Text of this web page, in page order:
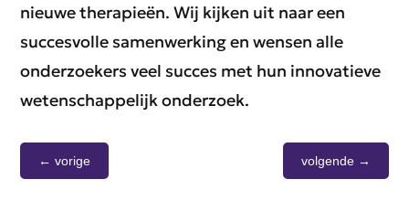
nieuwe therapieën. Wij kijken uit naar een
succesvolle samenwerking en wensen alle
onderzoekers veel succes met hun innovatieve
wetenschappelijk onderzoek.
←vorige volgende→